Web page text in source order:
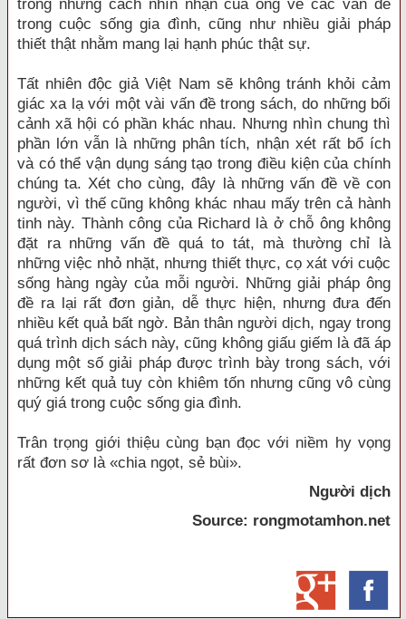
trong những cách nhìn nhận của ông về các vấn đề
trong cuộc sống gia đình, cũng như nhiều giải pháp
thiết thật nhằm mang lại hạnh phúc thật sự.
Tất nhiên độc giả Việt Nam sẽ không tránh khỏi cảm
giác xa lạ với một vài vấn đề trong sách, do những bối
cảnh xã hội có phần khác nhau. Nhưng nhìn chung thì
phần lớn vẫn là những phân tích, nhận xét rất bổ ích
và có thể vận dụng sáng tạo trong điều kiện của chính
chúng ta. Xét cho cùng, đây là những vấn đề về con
người, vì thế cũng không khác nhau mấy trên cả hành
tinh này. Thành công của Richard là ở chỗ ông không
đặt ra những vấn đề quá to tát, mà thường chỉ là
những việc nhỏ nhặt, nhưng thiết thực, cọ xát với cuộc
sống hàng ngày của mỗi người. Những giải pháp ông
đề ra lại rất đơn giản, dễ thực hiện, nhưng đưa đến
nhiều kết quả bất ngờ. Bản thân người dịch, ngay trong
quá trình dịch sách này, cũng không giấu giếm là đã áp
dụng một số giải pháp được trình bày trong sách, với
những kết quả tuy còn khiêm tốn nhưng cũng vô cùng
quý giá trong cuộc sống gia đình.
Trân trọng giới thiệu cùng bạn đọc với niềm hy vọng
rất đơn sơ là «chia ngọt, sẻ bùi».
Người dịch
Source: rongmotamhon.net